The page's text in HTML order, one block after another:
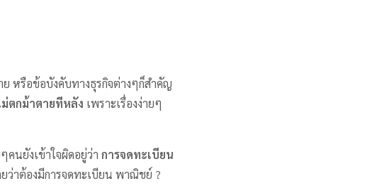
ย หรือข้อบังคับทางธุรกิจต่างๆก็สำคัญ
ม่ตกม้าตายทีหลัง เพราะเรื่องง่ายๆ
นยังเข้าใจผิดอยู่ว่า การจดทะเบียน
ยว่าต้องมีการจดทะเบียน พาณิชย์ ?